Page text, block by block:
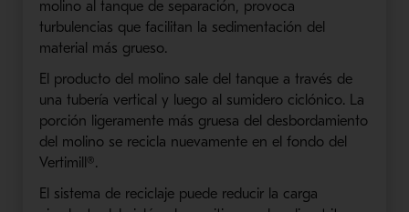
molino al tanque de separación, provoca
turbulencias que facilitan la sedimentación del
material más grueso.
El producto del molino sale del tanque a través de
una tubería vertical y luego al sumidero ciclónico. La
porción ligeramente más gruesa del desbordamiento
del molino se recicla nuevamente en el fondo del
Vertimill®.
El sistema de reciclaje puede reducir la carga